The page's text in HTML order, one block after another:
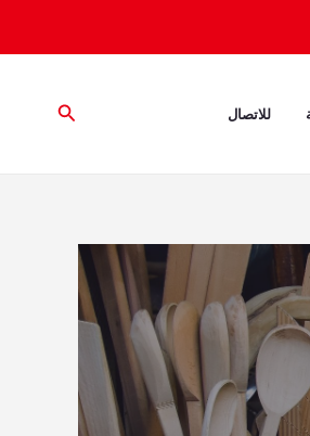
للاتصال البحث